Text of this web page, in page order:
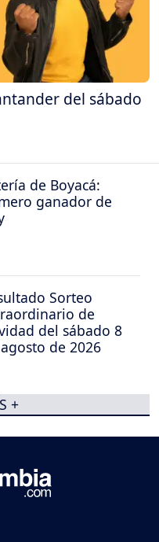
del sábado
de Boyacá:
ganador de
Sorteo
de
del sábado 8
de 2026
+